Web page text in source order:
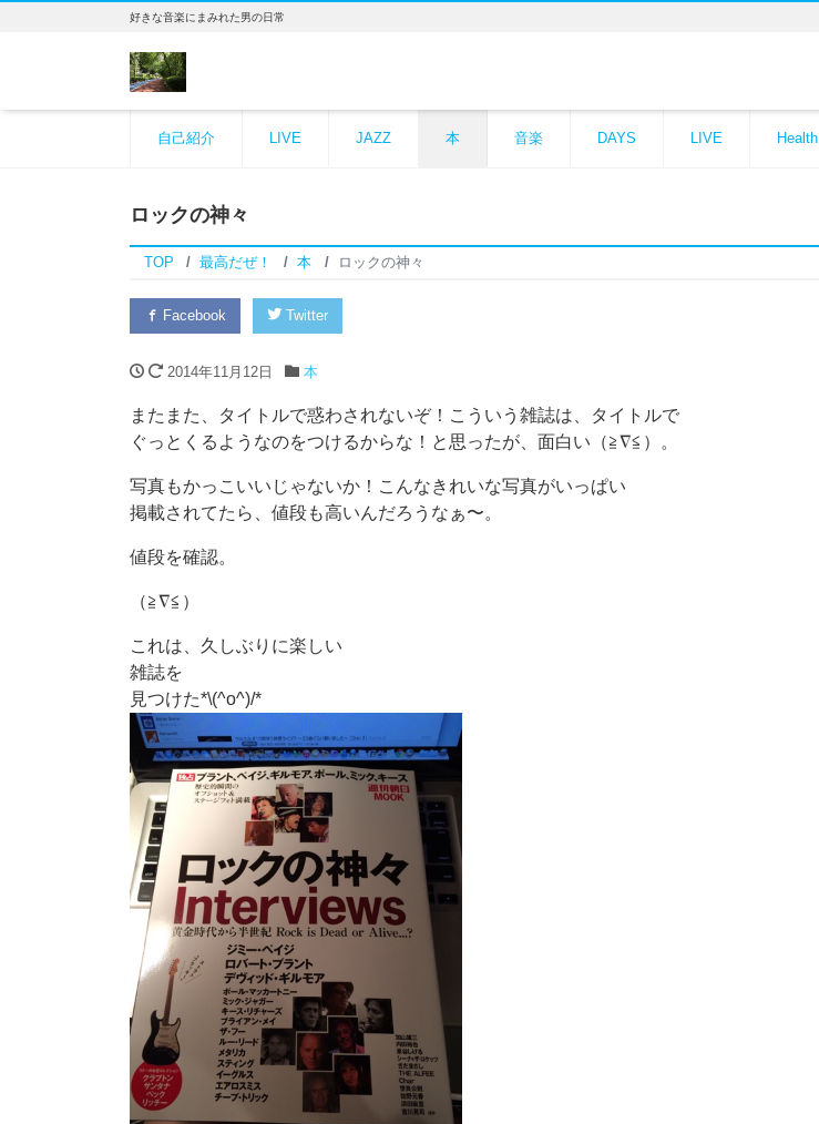
好きな音楽にまみれた男の日常
自己紹介 LIVE JAZZ 本 音楽 DAYS LIVE Health
ロックの神々
TOP 最高だぜ！ 本 ロックの神々
Facebook Twitter
2014年11月12日 本
またまた、タイトルで惑わされないぞ！こういう雑誌は、タイトルで
ぐっとくるようなのをつけるからな！と思ったが、面白い（≧∇≦）。
写真もかっこいいじゃないか！こんなきれいな写真がいっぱい
掲載されてたら、値段も高いんだろうなぁ〜。
値段を確認。
（≧∇≦）
これは、久しぶりに楽しい
雑誌を
見つけた*\(^o^)/*